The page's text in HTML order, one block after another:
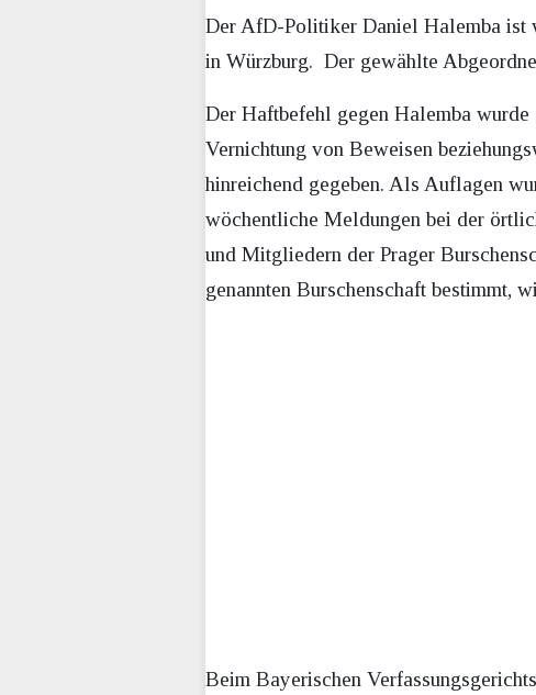
Der AfD-Politiker Daniel Halemba ist
in Würzburg. Der gewählte
Der Haftbefehl gegen Halemba
Vernichtung von Beweisen
hinreichend gegeben. Als Auflagen
wöchentliche Meldungen bei der
und Mitgliedern der Prager
genannten Burschenschaft bestimmt,
Beim Bayerischen